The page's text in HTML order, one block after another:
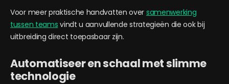
Voor meer praktische handvatten over samenwerking
tussen teams vindt u aanvullende strategieën die ook bij
uitbreiding direct toepasbaar zijn.
Automatiseer en schaal met slimme
technologie